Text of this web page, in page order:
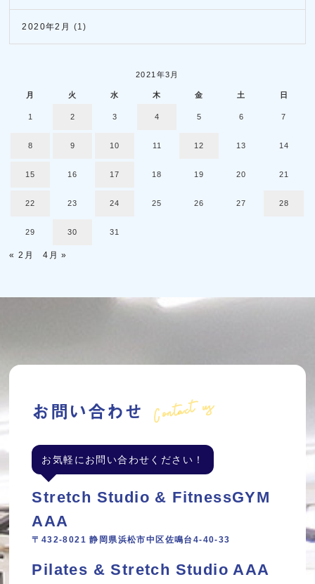
2020年2月 (1)
2021年3月
月 火 水 木 金 土 日
1 2 3 4 5 6 7
8 9 10 11 12 13 14
15 16 17 18 19 20 21
22 23 24 25 26 27 28
29 30 31
« 2月 4月 »
お問い合わせ Contact us
お気軽にお問い合わせください！
Stretch Studio & FitnessGYM
AAA
〒432-8021 静岡県浜松市中区佐鳴台4-40-33
Pilates & Stretch Studio AAA